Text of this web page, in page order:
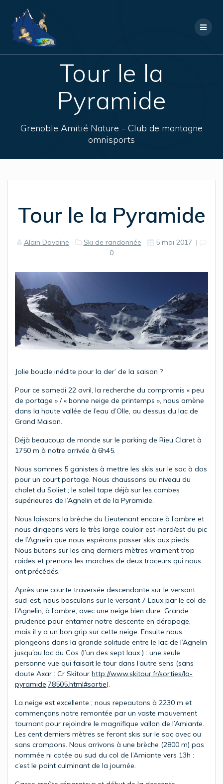
Tour le la
Pyramide
Grenoble Amitié Nature - Club de montagne
omnisports
Tour le la Pyramide
Alain Davoine Ski de randonnée 5 mai 2017 |
0
Jolie boucle inédite pour la der’ de la saison ?
Pour ce samedi 22 avril, la recherche du compromis « peu
de portage » / « bonne neige de printemps », nous amène
dans la haute vallée de l’eau d’Olle, au dessus du lac de
Grand Maison.
Déjà beaucoup de monde sur le parking de Rieu Claret à
1750 m à notre arrivée à 6h45.
Nous sommes 5 ganistes à mettre les skis sur le sac à dos
pour un court portage. Nous chaussons au niveau du
chalet du Soliet ; le soleil tape déjà sur les combes
supérieures de l’Agnelin et de la Pyramide.
Nous laissons la brèche du Lieutenant encore à l’ombre et
nous dirigeons vers le très large couloir est-nord/est du pic
de l’Agnelin que nous espérons passer skis aux pieds.
Nous butons sur les cinq derniers mètres vraiment trop
raides et prenons les marches de deux traceurs qui nous
ont précédés.
Après une courte traversée descendante sur le versant
sud-est, nous basculons sur le versant 7 Laux par le col de
l’Agnelin, à l’ombre, avec une neige bien dure. Grande
prudence pour entamer notre descente en dérapage,
mais il y a un bon grip sur cette neige. Ensuite nous
plongeons dans la grande solitude entre le lac de l’Agnelin
jusqu’au lac du Cos (l’un des sept laux ) : une seule
personne vue qui faisait le tour dans l’autre sens (sans
doute Axar : Cr Skitour http://www.skitour.fr/sorties/la-
pyramide,78505.html#sortie).
La neige est excellente ; nous repeautons à 2230 m et
commençons notre remontée par un vaste mouvement
tournant pour rejoindre le magnifique vallon de l’Amiante.
Les cent derniers mètres se feront skis sur le sac avec ou
sans crampons. Nous arrivons à une brèche (2800 m) pas
nommée ni cotée au sud du col de l’Amiante vers 13h :
c’est le point culminant de la journée.